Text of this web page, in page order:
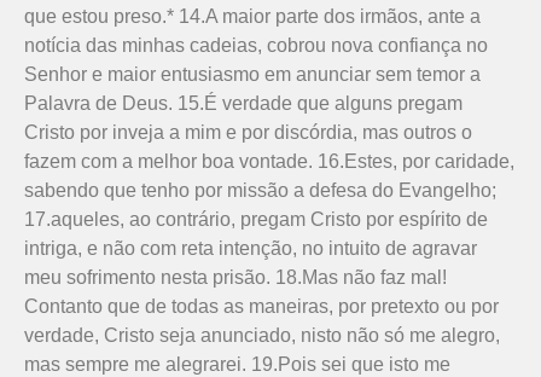
que estou preso.* 14.A maior parte dos irmãos, ante a
notícia das minhas cadeias, cobrou nova confiança no
Senhor e maior entusiasmo em anunciar sem temor a
Palavra de Deus. 15.É verdade que alguns pregam
Cristo por inveja a mim e por discórdia, mas outros o
fazem com a me­lhor boa vontade. 16.Estes, por ca­ridade,
sabendo que tenho por mis­­são a defesa do Evangelho;
17.a­queles, ao contrário, pregam Cristo por espírito de
intriga, e não com reta intenção, no intuito de agravar
meu sofrimento nesta prisão. 18.Mas não faz mal!
Contanto que de todas as maneiras, por pretexto ou por
verdade, Cristo seja anunciado, nisto não só me alegro,
mas sempre me alegrarei. 19.Pois sei que isto me